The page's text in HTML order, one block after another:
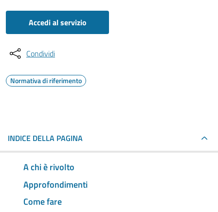
Accedi al servizio
Condividi
Normativa di riferimento
INDICE DELLA PAGINA
A chi è rivolto
Approfondimenti
Come fare